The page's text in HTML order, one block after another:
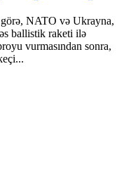
görə, NATO və Ukrayna,
ballistik raketi ilə
vurmasından sonra,